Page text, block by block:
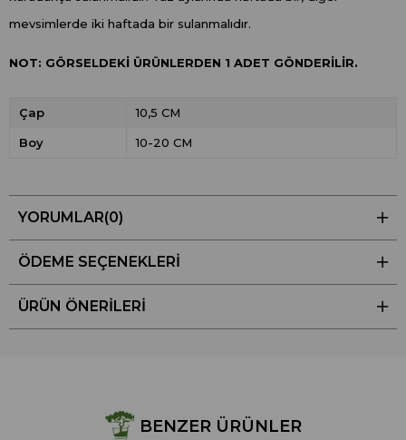
mevsimlerde iki haftada bir sulanmalıdır.
NOT: GÖRSELDEKİ ÜRÜNLERDEN 1 ADET GÖNDERİLİR.
Çap 10,5 CM
Boy 10-20 CM
YORUMLAR(0)
ÖDEME SEÇENEKLERI
ÜRÜN ÖNERILERI
BENZER ÜRÜNLER